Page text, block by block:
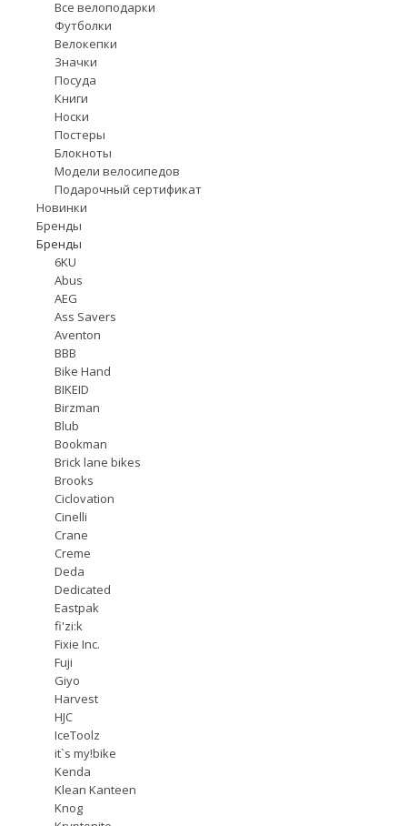
Все велоподарки
Футболки
Велокепки
Значки
Посуда
Книги
Носки
Постеры
Блокноты
Модели велосипедов
Подарочный сертификат
Новинки
Бренды
Бренды
6KU
Abus
AEG
Ass Savers
Aventon
BBB
Bike Hand
BIKEID
Birzman
Blub
Bookman
Brick lane bikes
Brooks
Ciclovation
Cinelli
Crane
Creme
Deda
Dedicated
Eastpak
fi'zi:k
Fixie Inc.
Fuji
Giyo
Harvest
HJC
IceToolz
it`s my!bike
Kenda
Klean Kanteen
Knog